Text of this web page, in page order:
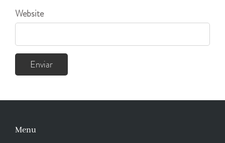
Website
Menu